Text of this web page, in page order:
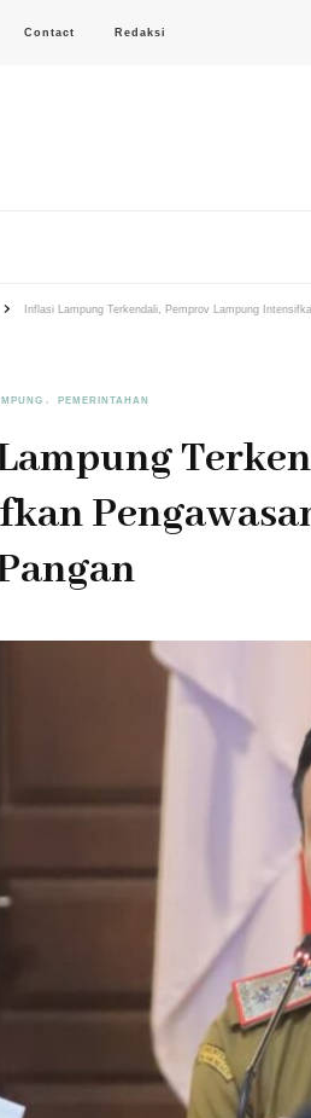
Contact Redaksi
Inflasi Lampung Terkendali, Pemprov Lampung
PEMERINTAHAN